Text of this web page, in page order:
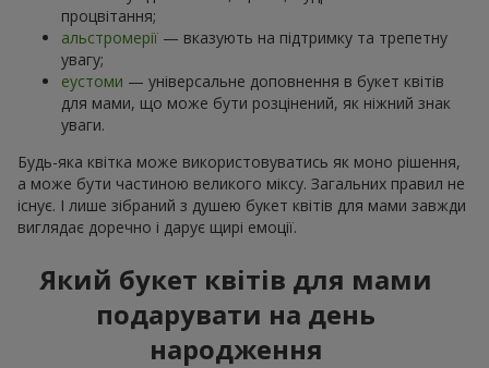
процвітання;
альстромерії — вказують на підтримку та трепетну
увагу;
еустоми — універсальне доповнення в букет квітів
для мами, що може бути розцінений, як ніжний знак
уваги.
Будь-яка квітка може використовуватись як моно рішення,
а може бути частиною великого міксу. Загальних правил не
існує. І лише зібраний з душею букет квітів для мами завжди
виглядає доречно і дарує щирі емоції.
Який букет квітів для мами
подарувати на день
народження